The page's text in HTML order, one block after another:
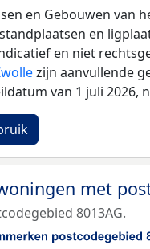
en Gebouwen van
en
en niet
zijn aanvullende
van 1 juli
met
8013AG.